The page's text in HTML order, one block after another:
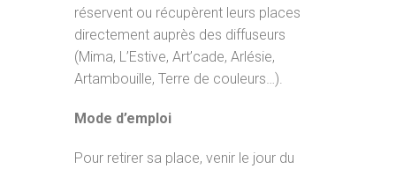
réservent ou récupèrent leurs places
directement auprès des diffuseurs
(Mima, L’Estive, Art’cade, Arlésie,
Artambouille, Terre de couleurs…).
Mode d’emploi
Pour retirer sa place, venir le jour du